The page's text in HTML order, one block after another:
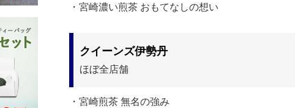
・宮崎濃い煎茶 おもてなしの想い
クイーンズ伊勢丹
ほぼ全店舗
・宮崎煎茶 無名の強み